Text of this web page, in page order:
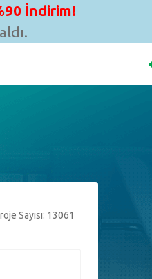
İndirim!
Sayısı: 13061